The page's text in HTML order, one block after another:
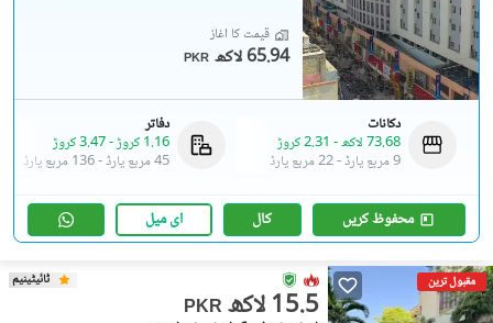
قیمت کا آغاز
PKR 65.94 لاکھ
دکانات
73.68 لاکھ
- 2.31 کروڑ
9 مربع یارڈ
-22 مربع یارڈ
دفاتر
1.16 کروڑ
-3.47 کروڑ
45 مربع یارڈ
-136 مربع یارڈ
محفوظ کریں کال ای میل
مقبول ترین ٹائیٹینیم
PKR 15.5 لاکھ